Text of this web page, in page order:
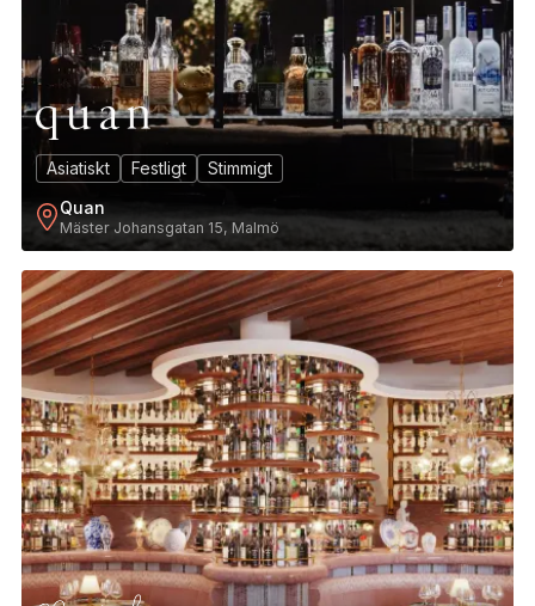
Asiatiskt Festligt
Stimmigt
Quan
Mäster Johansgatan 15, Malmö
2